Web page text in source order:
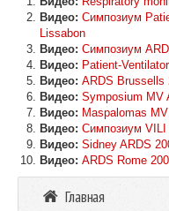
Видео: Симпозиум
Lissabon
Видео: Симпозиум
Видео: Patient-
Видео: ARDS Brussells
Видео: Symposium MV
Видео: Maspalomas
Видео: Симпозиум VILI
Видео: Sidney ARDS
Видео: ARDS Rome
Главная